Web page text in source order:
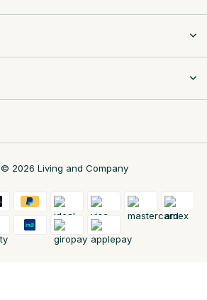
© 2026 Living and Company